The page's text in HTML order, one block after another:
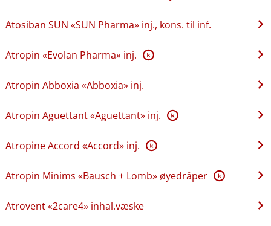
Atosiban SUN «SUN Pharma» inj., kons. til inf.
Atropin «Evolan Pharma» inj. K
Atropin Abboxia «Abboxia» inj.
Atropin Aguettant «Aguettant» inj. K
Atropine Accord «Accord» inj. K
Atropin Minims «Bausch + Lomb» øyedråper K
Atrovent «2care4» inhal.væske